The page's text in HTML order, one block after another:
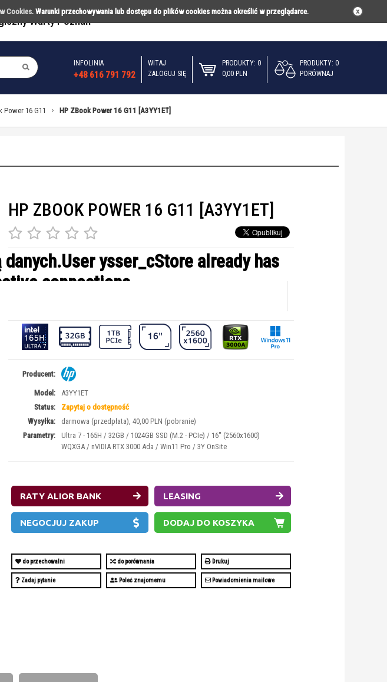
Cookies. Warunki przechowywania lub dostępu do plików cookies można określić w przeglądarce.
Warty Poznań
INFOLINIA
+48 616 791 792
WITAJ
ZALOGUJ SIĘ
PRODUKTY: 0
0,00 PLN
PRODUKTY: 0
PORÓWNAJ
REALIZACJE PORADNIKI KONTAKT
Power 16 G11 › HP ZBook Power 16 G11 [A3YY1ET]
HP ZBOOK POWER 16 G11 [A3YY1ET]
ysser_cStore already has
connections
Query() on null in
class/class.Language.php
z bazą danych.User ysser_cStore already has more than 'max_user_connections' active connections
on null in /home/ysser/domains/korzystneit.pl/public_html/class/class.Language.php
Producent:
Model:
A3YY1ET
Status:
Zapytaj o dostępność
Wysyłka:
darmowa (przedpłata), 40,00 PLN (pobranie)
Parametry:
Ultra 7 - 165H / 32GB / 1024GB SSD (M.2 - PCIe) / 16" (2560x1600)
WQXGA / nVIDIA RTX 3000 Ada / Win11 Pro / 3Y OnSite
LEASING
RATY ALIOR BANK
DODAJ DO KOSZYKA
NEGOCJUJ ZAKUP
do przechowalni do porównania Drukuj
Zadaj pytanie Poleć znajomemu Powiadomienia mailowe